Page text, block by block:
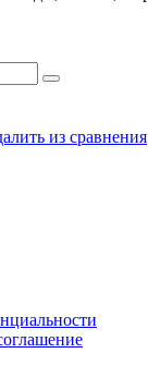
из сравнения